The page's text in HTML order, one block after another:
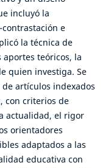
incluyó la
e
la técnica de
teóricos, la
quien investiga. Se
artículos indexados
con criterios de
actualidad, el rigor
orientadores
adaptados a las
educativa con